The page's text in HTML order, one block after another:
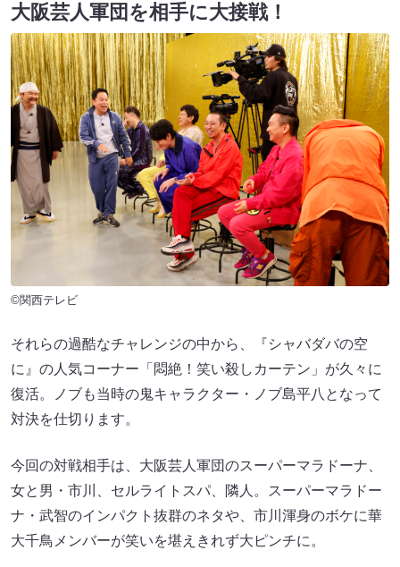
大阪芸人軍団 を相手に大接戦！
©関西テレビ
それらの過酷なチャレンジの中から、『シャバダバの空
に』の人気コーナー「悶絶！笑い殺しカーテン」が久々に
復活。ノブも当時の鬼キャラクター・ノブ島平八となって
対決を仕切ります。
今回の対戦相手は、大阪芸人軍団のスーパーマラドーナ、
女と男・市川、セルライトスパ、隣人。スーパーマラドー
ナ・武智のインパクト抜群のネタや、市川渾身のボケに華
大千鳥メンバーが笑いを堪えきれず大ピンチに。